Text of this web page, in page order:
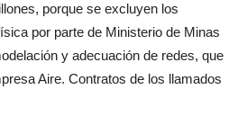
porque se excluyen los
por parte de Ministerio de Minas
y adecuación de redes, que
Aire. Contratos de los llamados